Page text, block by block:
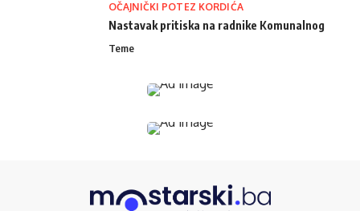
OČAJNIČKI POTEZ KORDIĆA
Nastavak pritiska na radnike Komunalnog
Teme